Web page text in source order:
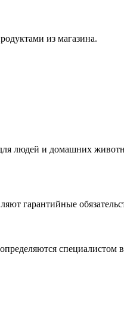
из магазина.
людей и домашних
гарантийные
специалистом